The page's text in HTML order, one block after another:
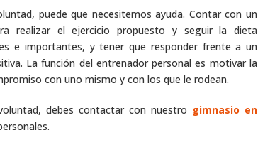
puede que necesitemos ayuda. Contar con un
realizar el ejercicio propuesto y seguir la dieta
e importantes, y tener que responder frente a un
La función del entrenador personal es motivar la
con uno mismo y con los que le rodean.
debes contactar con nuestro gimnasio en